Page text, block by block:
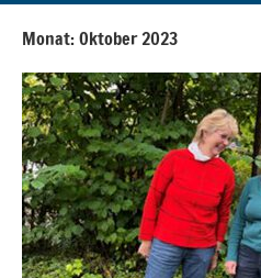
Monat:Oktober 2023